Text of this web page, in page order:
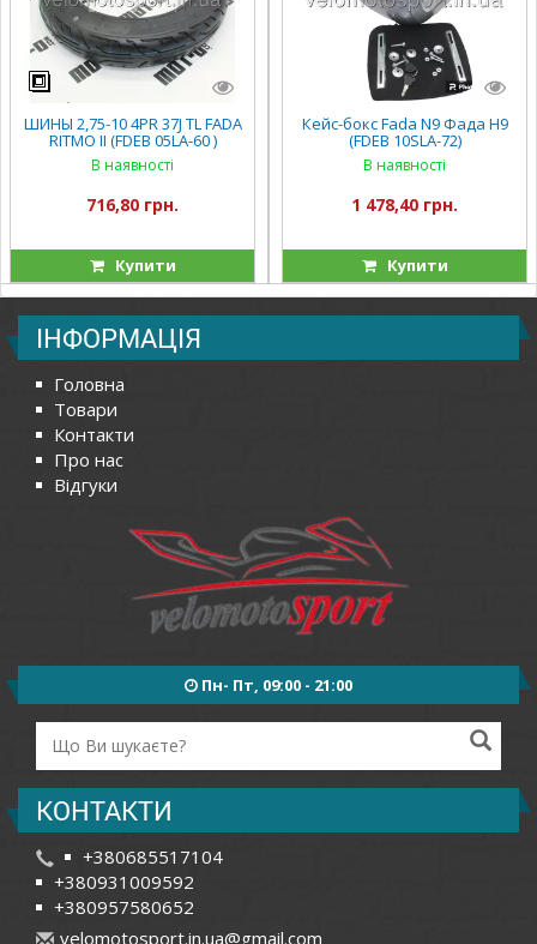
ШИНЫ 2,75-10 4PR 37J TL FADA
RITMO II (FDEB 05LA-60 )
В наявності
716,80 грн.
Купити
Кейс-бокс Fada N9 Фада Н9
(FDEB 10SLA-72)
В наявності
1 478,40 грн.
Купити
ІНФОРМАЦІЯ
Головна
Товари
Контакти
Про нас
Відгуки
Пн- Пт, 09:00 - 21:00
КОНТАКТИ
+380685517104
+380931009592
+380957580652
velomotosport.in.ua@gmail.com